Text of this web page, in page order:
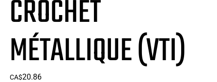
CROCHET
MÉTALLIQUE (VTI)
CA$20.86